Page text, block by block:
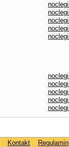
Kontakt Regulamin